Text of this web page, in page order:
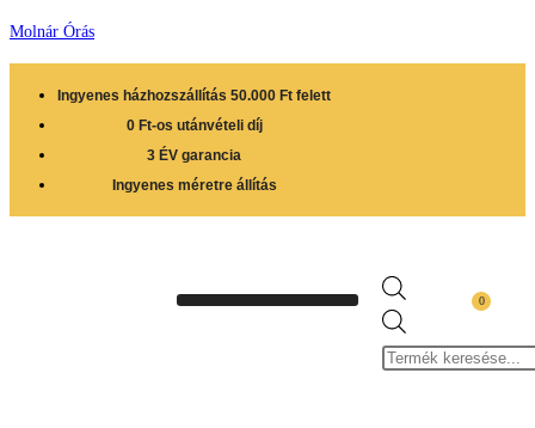
Molnár Órás
Ingyenes házhozszállítás 50.000 Ft felett
0 Ft-os utánvételi díj
3 ÉV garancia
Ingyenes méretre állítás
0